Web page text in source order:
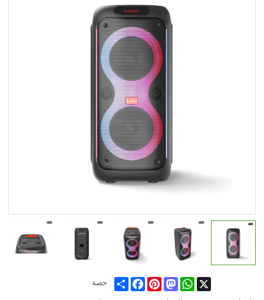
حصةShare
FacebookPinterest
Mastodon
WhatsApp
X